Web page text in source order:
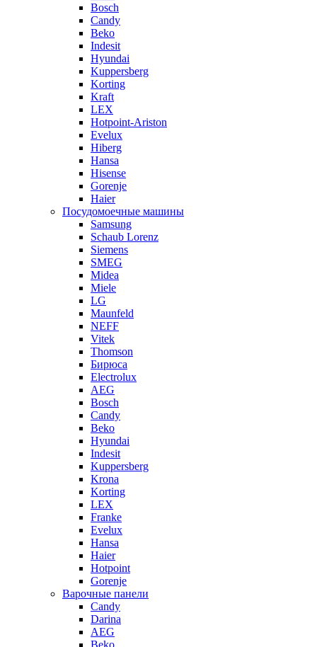
Bosch
Candy
Beko
Indesit
Hyundai
Kuppersberg
Korting
Kraft
LEX
Hotpoint-Ariston
Evelux
Hiberg
Hansa
Hisense
Gorenje
Haier
Посудомоечные машины
Samsung
Schaub Lorenz
Siemens
SMEG
Midea
Miele
LG
Maunfeld
NEFF
Vitek
Thomson
Бирюса
Electrolux
AEG
Bosch
Candy
Beko
Hyundai
Indesit
Kuppersberg
Krona
Korting
LEX
Franke
Evelux
Hansa
Haier
Hotpoint
Gorenje
Варочные панели
Candy
Darina
AEG